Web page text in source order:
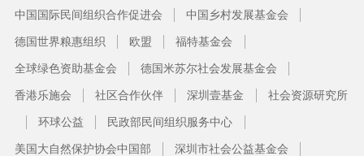
中国国际民间组织合作促进会 中国乡村发展基金会
德国世界粮惠组织 欧盟 福特基金会
全球绿色资助基金会 德国米苏尔社会发展基金会
香港乐施会 社区合作伙伴 深圳壹基金 社会资源研究所
环球公益 民政部民间组织服务中心
美国大自然保护协会中国部 深圳市社会公益基金会